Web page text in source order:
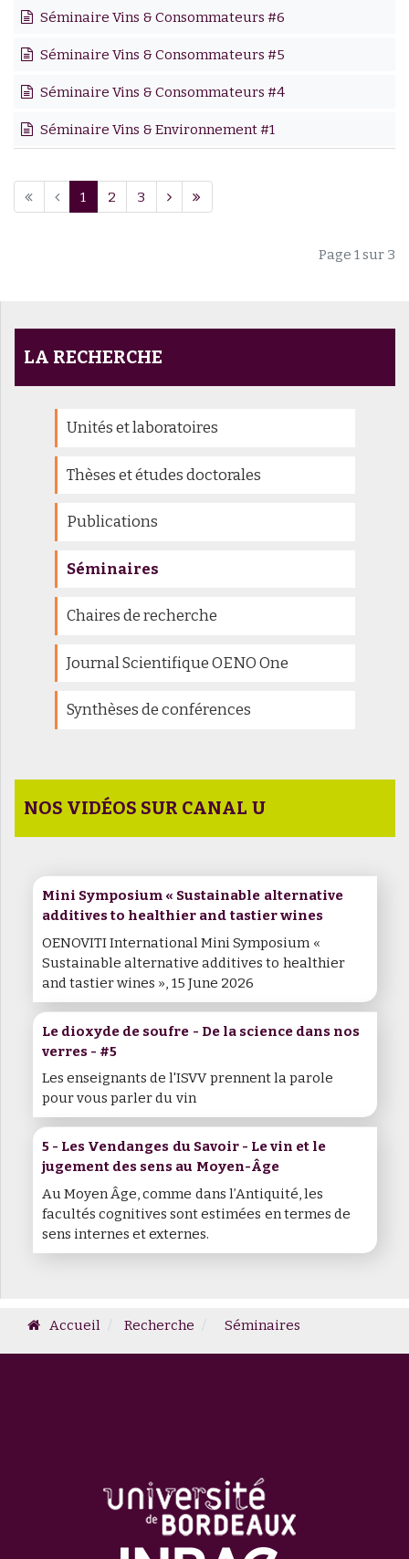
Séminaire Vins & Consommateurs #6
Séminaire Vins & Consommateurs #5
Séminaire Vins & Consommateurs #4
Séminaire Vins & Environnement #1
1 2 3
Page 1 sur 3
LA RECHERCHE
Unités et laboratoires
Thèses et études doctorales
Publications
Séminaires
Chaires de recherche
Journal Scientifique OENO One
Synthèses de conférences
NOS VIDÉOS SUR CANAL U
Mini Symposium « Sustainable alternative
additives to healthier and tastier wines
OENOVITI International Mini Symposium «
Sustainable alternative additives to healthier
and tastier wines », 15 June 2026
Le dioxyde de soufre - De la science dans nos
verres - #5
Les enseignants de l'ISVV prennent la parole
pour vous parler du vin
5 - Les Vendanges du Savoir - Le vin et le
jugement des sens au Moyen-Âge
Au Moyen Âge, comme dans l’Antiquité, les
facultés cognitives sont estimées en termes de
sens internes et externes.
Accueil Recherche Séminaires